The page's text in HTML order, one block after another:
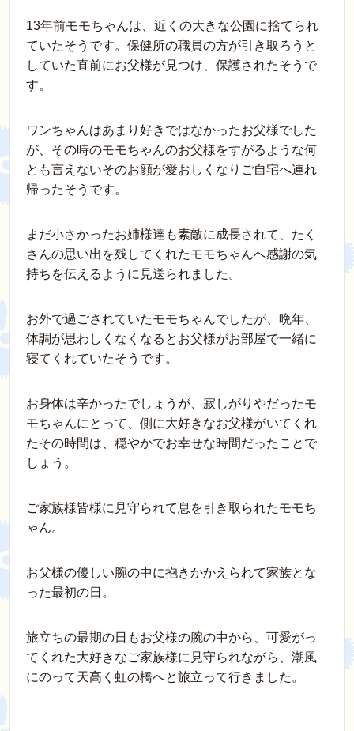
13年前モモちゃんは、近くの大きな公園に捨てられ
ていたそうです。保健所の職員の方が引き取ろうと
していた直前にお父様が見つけ、保護されたそうで
す。
ワンちゃんはあまり好きではなかったお父様でした
が、その時のモモちゃんのお父様をすがるような何
とも言えないそのお顔が愛おしくなりご自宅へ連れ
帰ったそうです。
まだ小さかったお姉様達も素敵に成長されて、たく
さんの思い出を残してくれたモモちゃんへ感謝の気
持ちを伝えるように見送られました。
お外で過ごされていたモモちゃんでしたが、晩年、
体調が思わしくなくなるとお父様がお部屋で一緒に
寝てくれていたそうです。
お身体は辛かったでしょうが、寂しがりやだったモ
モちゃんにとって、側に大好きなお父様がいてくれ
たその時間は、穏やかでお幸せな時間だったことで
しょう。
ご家族様皆様に見守られて息を引き取られたモモち
ゃん。
お父様の優しい腕の中に抱きかかえられて家族とな
った最初の日。
旅立ちの最期の日もお父様の腕の中から、可愛がっ
てくれた大好きなご家族様に見守られながら、潮風
にのって天高く虹の橋へと旅立って行きました。